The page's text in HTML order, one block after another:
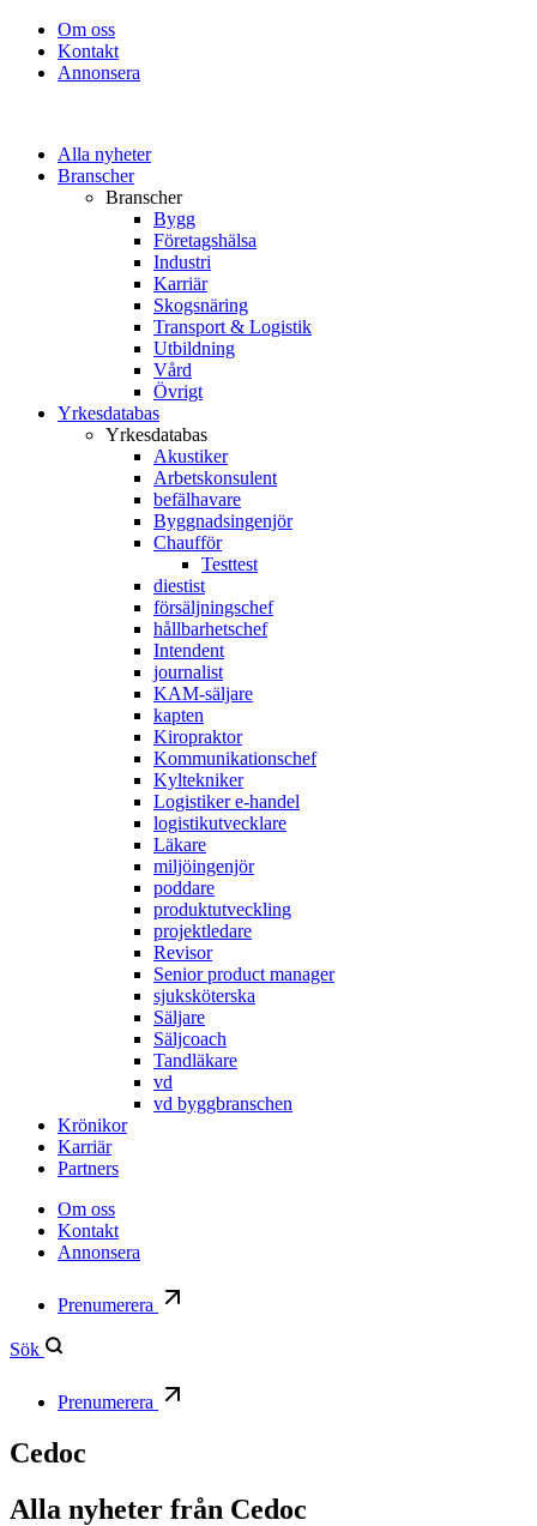
Om oss
Kontakt
Annonsera
Alla nyheter
Branscher
Branscher
Bygg
Företagshälsa
Industri
Karriär
Skogsnäring
Transport & Logistik
Utbildning
Vård
Övrigt
Yrkesdatabas
Yrkesdatabas
Akustiker
Arbetskonsulent
befälhavare
Byggnadsingenjör
Chaufför
Testtest
diestist
försäljningschef
hållbarhetschef
Intendent
journalist
KAM-säljare
kapten
Kiropraktor
Kommunikationschef
Kyltekniker
Logistiker e-handel
logistikutvecklare
Läkare
miljöingenjör
poddare
produktutveckling
projektledare
Revisor
Senior product manager
sjuksköterska
Säljare
Säljcoach
Tandläkare
vd
vd byggbranschen
Krönikor
Karriär
Partners
Om oss
Kontakt
Annonsera
Prenumerera
Sök
Prenumerera
Cedoc
Alla nyheter från Cedoc